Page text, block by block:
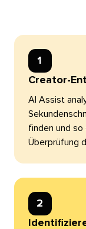
1​​
Creator-
AI Assist
finden und
Überprüfung
2​​